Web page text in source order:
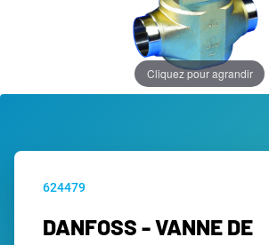
Cliquez pour agrandir
624479
DANFOSS - VANNE DE